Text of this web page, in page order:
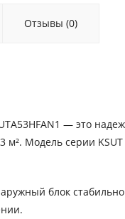
Отзывы (0)
— это
Модель серии KSUT
блок